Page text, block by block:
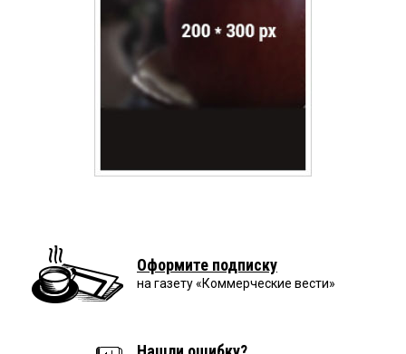
Оформите подписку
на газету «Коммерческие вести»